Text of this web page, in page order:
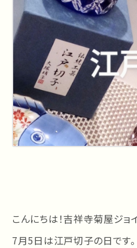
こんにちは！吉祥寺菊屋ジョ
7月5日は江戸切子の日です。